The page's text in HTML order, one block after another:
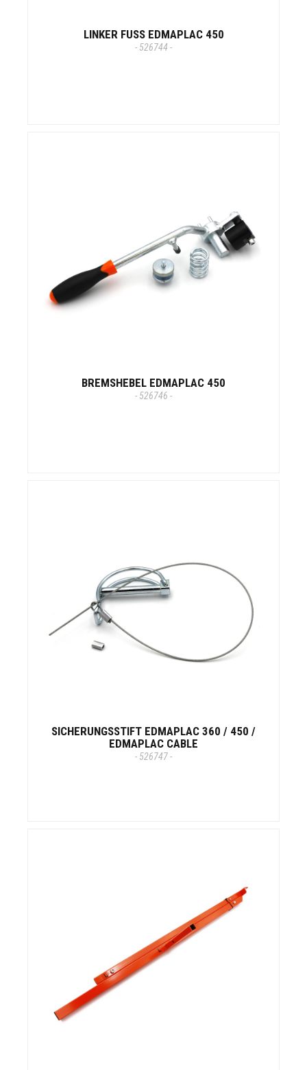
LINKER FUSS EDMAPLAC 450
- 526744 -
BREMSHEBEL EDMAPLAC 450
- 526746 -
SICHERUNGSSTIFT EDMAPLAC 360 / 450 /
EDMAPLAC CABLE
- 526747 -